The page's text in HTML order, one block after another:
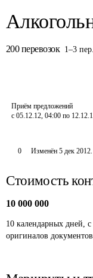
200 перевозок 1–3 пер.
Приём предложений
с 05.12.12, 04:00 по
0 Изменён 5 дек 2012.
Стоимость
10 000 000
10 календарных дней,
оригиналов документов